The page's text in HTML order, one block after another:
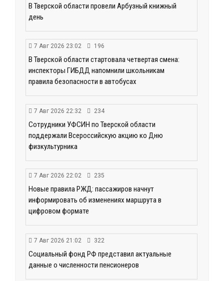
В Тверской области провели Арбузный книжный
день
7 Авг 2026 23:02 196
В Тверской области стартовала четвертая смена:
инспекторы ГИБДД напомнили школьникам
правила безопасности в автобусах
7 Авг 2026 22:32 234
Сотрудники УФСИН по Тверской области
поддержали Всероссийскую акцию ко Дню
физкультурника
7 Авг 2026 22:02 235
Новые правила РЖД: пассажиров начнут
информировать об изменениях маршрута в
цифровом формате
7 Авг 2026 21:02 322
Социальный фонд РФ представил актуальные
данные о численности пенсионеров